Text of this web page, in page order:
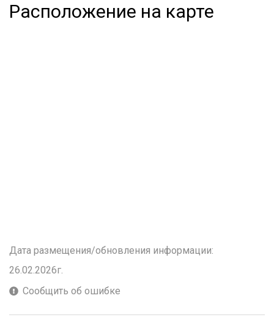
Расположение на карте
Дата размещения/обновления информации:
26.02.2026г.
Сообщить об ошибке